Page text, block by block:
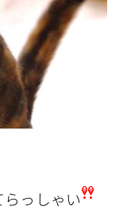
らっしゃい